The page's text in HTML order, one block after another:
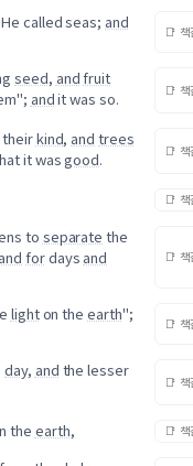
called seas; and
📑 책
seed, andfruit
andit was so. 📑 책
kind, and trees
it wasgood. 📑 책
📑 책
to separate the
and fordays and
📑 책
lighton theearth";
📑 책
day, and the lesser
📑 책
the earth, 📑 책